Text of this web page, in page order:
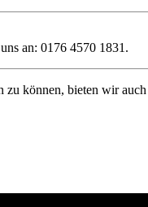
an: 0176 4570 1831.
zu können, bieten wir